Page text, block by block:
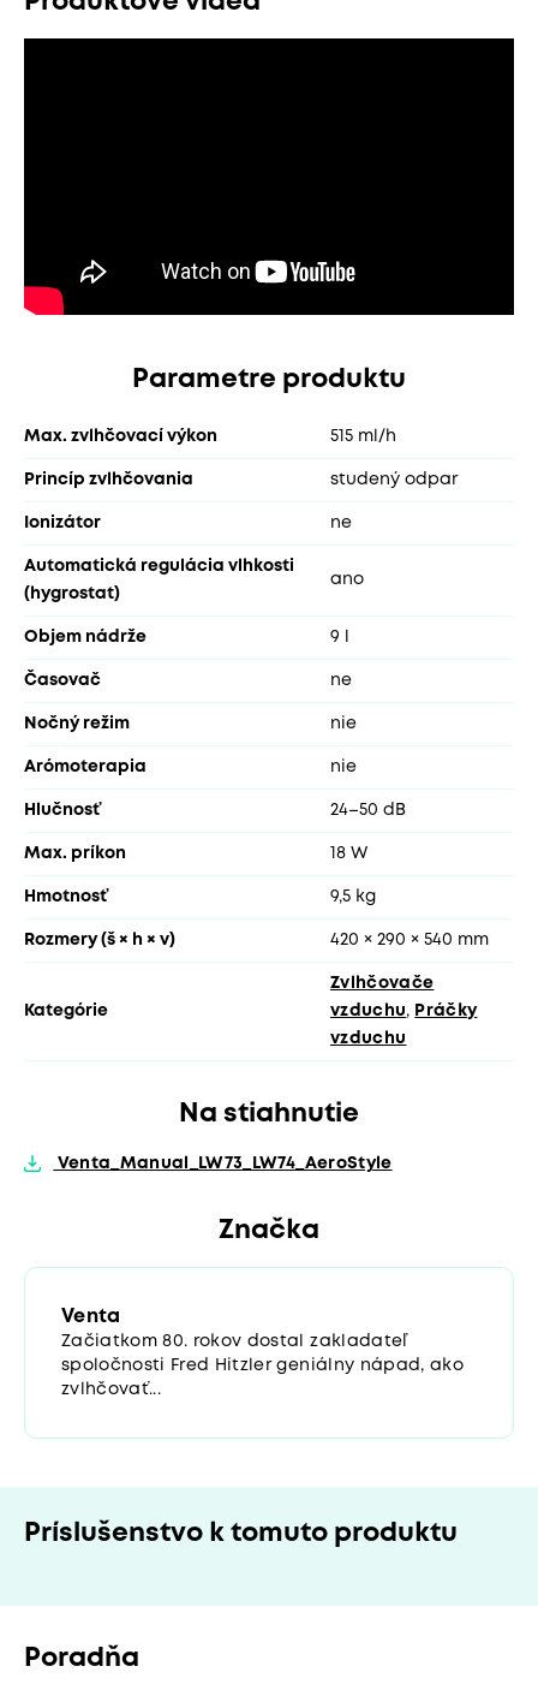
Parametre produktu
Max. zvlhčovací výkon 515 ml/h
Princíp zvlhčovania studený odpar
Ionizátor ne
Automatická regulácia vlhkosti
(hygrostat)
ano
Objem nádrže 9 l
Časovač ne
Nočný režim nie
Arómoterapia nie
Hlučnosť 24–50 dB
Max. príkon 18 W
Hmotnosť 9,5 kg
Rozmery (š × h × v) 420 × 290 × 540 mm
Kategórie
Zvlhčovače
vzduchu, Práčky
vzduchu
Na stiahnutie
Venta_Manual_LW73_LW74_AeroStyle
Značka
Venta
Začiatkom 80. rokov dostal zakladateľ
spoločnosti Fred Hitzler geniálny nápad, ako
zvlhčovať...
Príslušenstvo k tomuto produktu
Poradňa